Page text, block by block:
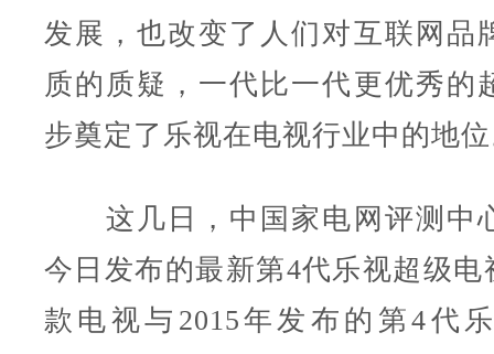
发展，也改变了人们对互联网品
质的质疑，一代比一代更优秀的
步奠定了乐视在电视行业中的地
这几日，中国家电网评测中
今日发布的最新第4代乐视超级电
款电视与2015年发布的第4代